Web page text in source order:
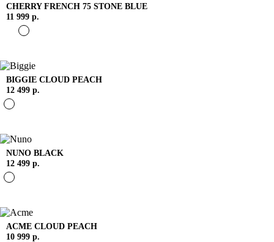
CHERRY FRENCH 75 STONE BLUE
11 999 р.
BIGGIE CLOUD PEACH
12 499 р.
NUNO BLACK
12 499 р.
ACME CLOUD PEACH
10 999 р.